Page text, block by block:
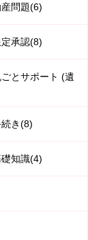
問題(6)
承認(8)
とサポート (遺
き(8)
知識(4)